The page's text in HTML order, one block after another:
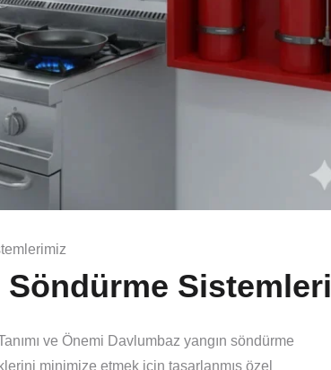
Söndürme Sistemleri
ve Önemi Davlumbaz yangın söndürme
minimize etmek için tasarlanmış özel